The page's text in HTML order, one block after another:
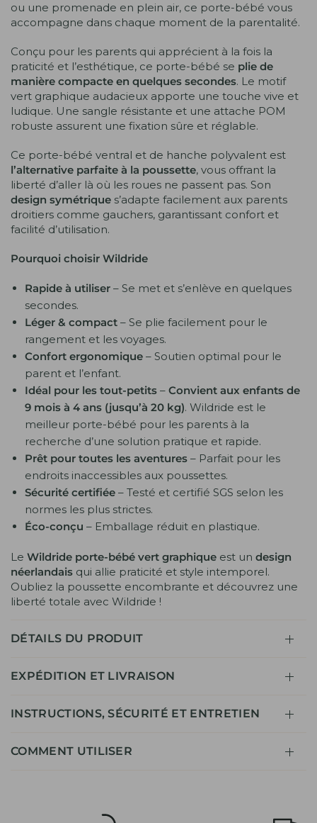
ou une promenade en plein air, ce porte-bébé vous
accompagne dans chaque moment de la parentalité.
Conçu pour les parents qui apprécient à la fois la
praticité et l’esthétique, ce porte-bébé se plie de
manière compacte en quelques secondes. Le motif
vert graphique audacieux apporte une touche vive et
ludique. Une sangle résistante et une attache POM
robuste assurent une fixation sûre et réglable.
Ce porte-bébé ventral et de hanche polyvalent est
l’alternative parfaite à la poussette, vous offrant la
liberté d’aller là où les roues ne passent pas. Son
design symétrique s’adapte facilement aux parents
droitiers comme gauchers, garantissant confort et
facilité d’utilisation.
Pourquoi choisir Wildride
Rapide à utiliser – Se met et s’enlève en quelques
secondes.
Léger & compact – Se plie facilement pour le
rangement et les voyages.
Confort ergonomique – Soutien optimal pour le
parent et l’enfant.
Idéal pour les tout-petits – Convient aux enfants de
9 mois à 4 ans (jusqu’à 20 kg). Wildride est le
meilleur porte-bébé pour les parents à la
recherche d’une solution pratique et rapide.
Prêt pour toutes les aventures – Parfait pour les
endroits inaccessibles aux poussettes.
Sécurité certifiée – Testé et certifié SGS selon les
normes les plus strictes.
Éco-conçu – Emballage réduit en plastique.
LeWildride porte-bébé vert graphique est undesign
néerlandais qui allie praticité et style intemporel.
Oubliez la poussette encombrante et découvrez une
liberté totale avec Wildride !
DÉTAILS DU PRODUIT
EXPÉDITION ET LIVRAISON
INSTRUCTIONS, SÉCURITÉ ET ENTRETIEN
COMMENT UTILISER